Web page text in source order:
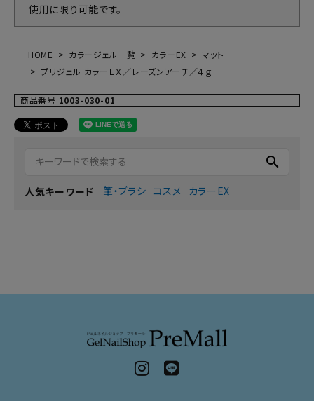
使用に限り可能です。
HOME カラージェル一覧 カラーEX
マット
プリジェル カラーＥＸ／レーズンアーチ／４ｇ
商品番号 1003-030-01
search
人気キーワード 筆・ブラシ コスメ カラーEX